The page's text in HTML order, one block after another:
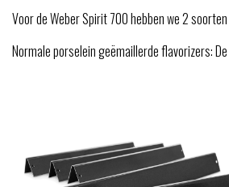
Voor de Weber Spirit 700 hebben we 2
Normale porselein geëmaillerde flavorizers: De